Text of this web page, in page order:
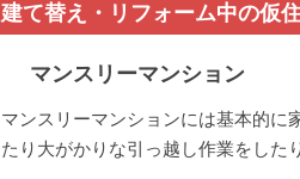
建て替え・リフォーム中の仮
マンスリーマンション
マンスリーマンションには基本的に
たり大がかりな引っ越し作業をした